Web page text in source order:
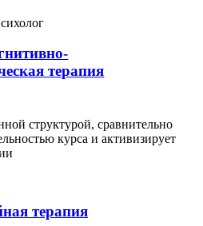
терапия
структурой, сравнительно
курса и активизирует
терапия